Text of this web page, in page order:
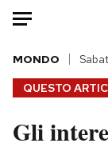
HOME
Italia
QUESTO
MONDO
Gli